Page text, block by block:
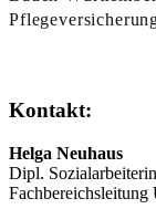
Kontakt:
Helga Neuhaus
Dipl. Sozialarbeiterin
Fachbereichsleitung